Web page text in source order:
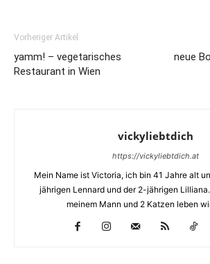
Vorheriger Artikel
yamm! – vegetarisches
Restaurant in Wien
neue
vickyliebtdich
https://vickyliebtdich.at
Mein Name ist Victoria, ich bin 41 Jahre alt
jährigen Lennard und der 2-jährigen
meinem Mann und 2 Katzen leben